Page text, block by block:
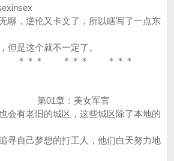
，逆伦又卡文了，所以瞎写了一点东
但是这个就不一定了。
＊＊ ＊＊＊
美女军官
有老旧的城区，这些城区除了本地的
寻自己梦想的打工人，他们白天努力地